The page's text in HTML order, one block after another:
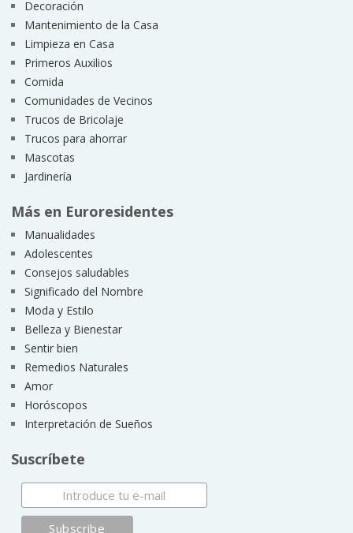
Decoración
Mantenimiento de la Casa
Limpieza en Casa
Primeros Auxilios
Comida
Comunidades de Vecinos
Trucos de Bricolaje
Trucos para ahorrar
Mascotas
Jardinería
Más en Euroresidentes
Manualidades
Adolescentes
Consejos saludables
Significado del Nombre
Moda y Estilo
Belleza y Bienestar
Sentir bien
Remedios Naturales
Amor
Horóscopos
Interpretación de Sueños
Suscríbete